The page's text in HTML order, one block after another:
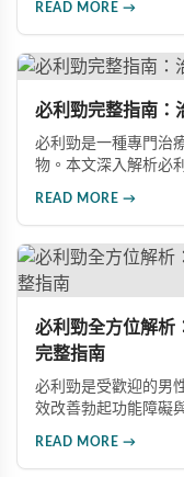
事項。
READ MORE →
必利勁完整指南：
必利勁是一種專門治
物。本文深入解析必
READ MORE →
必利勁全方位解析
完整指南
必利勁是受歡迎的男
效改善勃起功能障礙
READ MORE →